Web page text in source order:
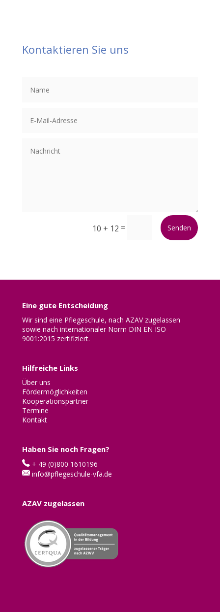
Kontaktieren Sie uns
10 + 12 = Senden
Eine gute Entscheidung
Wir sind eine Pflegeschule, nach AZAV zugelassen
sowie nach internationaler Norm DIN EN ISO
9001:2015 zertifiziert.
Hilfreiche Links
Über uns
Fördermöglichkeiten
Kooperationspartner
Termine
Kontakt
Haben Sie noch Fragen?
+ 49 (0)800 1610196
info@pflegeschule-vfa.de
AZAV zugelassen